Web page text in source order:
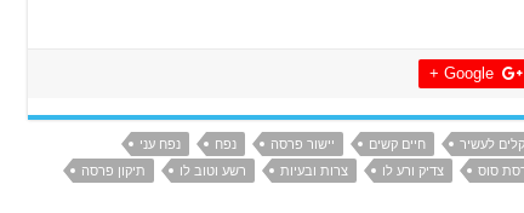
Google +
לעשיר חיים קשים יישור פרסה נפח
נפח עני
סוס צדיק ורע לו צרות ובעיות רשע וטוב לו תיקון פרסה